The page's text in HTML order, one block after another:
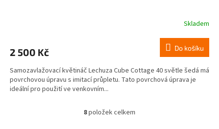
Skladem
2 500 Kč Do košíku
Samozavlažovací květináč Lechuza Cube Cottage 40 světle šedá má
povrchovou úpravu s imitací průpletu. Tato povrchová úprava je
ideální pro použití ve venkovním...
O
8položek celkem